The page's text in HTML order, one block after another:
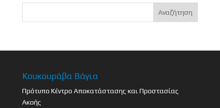
Κουκουράβα Βάγια
Πρότυπο Κέντρο Αποκατάστασης και Προστασίας
Ακοής